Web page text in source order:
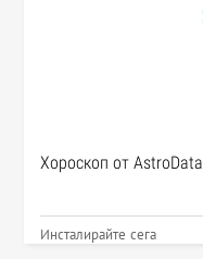
Хороскоп от AstroData
Инсталирайте сега